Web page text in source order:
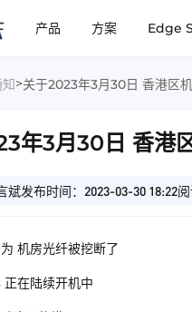
产品 方案 Edge
>关于2023年3月30日 香港区
年3月30日 香港
斌发布时间：2023-03-30 18:22
机房光纤被挖断了
在陆续开机中